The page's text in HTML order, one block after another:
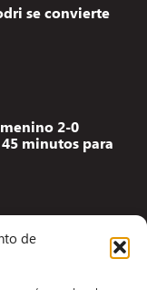
de
se convierte
2-0
minutos para